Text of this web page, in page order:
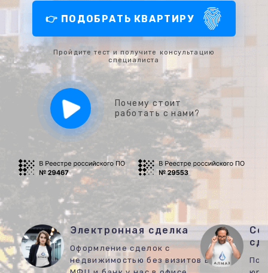
👉 ПОДОБРАТЬ КВАРТИРУ
Пройдите тест и получите консультацию
специалиста
Почему стоит
работать с нами?
Электронная сделка
Оформление сделок с
недвижимостью без визитов в